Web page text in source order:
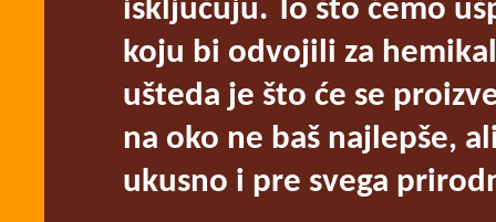
isključuju. To što ćemo
koju bi odvojili za
ušteda je što će se
na oko ne baš najlepše,
ukusno i pre svega